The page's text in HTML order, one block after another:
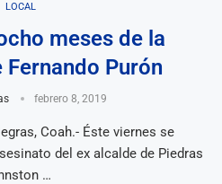
LOCAL
meses de la
Purón
febrero 8, 2019
Coah.- Éste viernes se
del ex alcalde de Piedras
…